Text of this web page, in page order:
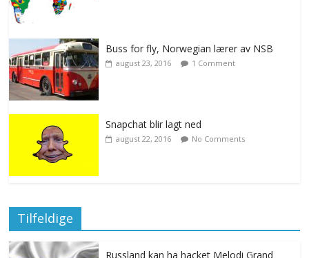
Buss for fly, Norwegian lærer av NSB
august 23, 2016 1 Comment
Snapchat blir lagt ned
august 22, 2016 No Comments
Tilfeldige
Russland kan ha hacket Melodi Grand